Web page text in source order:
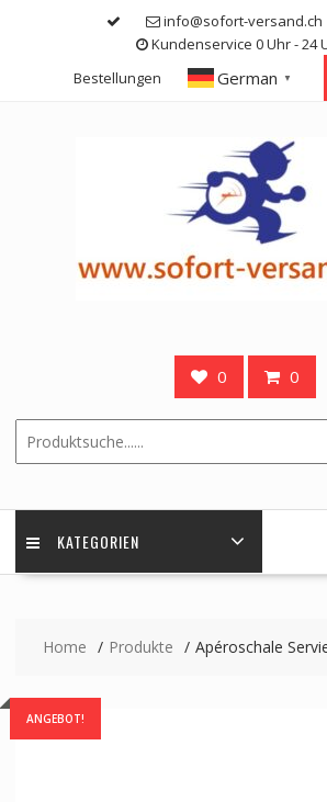
info@sofort-versand.ch
Kundenservice 0 Uhr - 24
Bestellungen
German ▼
0 0
KATEGORIEN
Home Produkte Apéroschale
ANGEBOT!